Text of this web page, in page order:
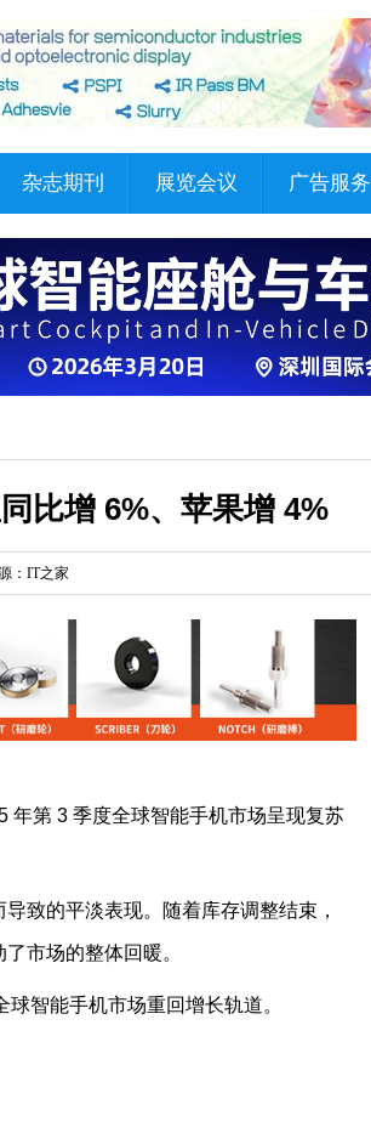
杂志期刊 展览会议 广告服务
比增 6%、苹果增 4%
：IT之家
年第 3 季度全球智能手机市场呈现复苏
致的平淡表现。随着库存调整结束，
市场的整体回暖。
球智能手机市场重回增长轨道。